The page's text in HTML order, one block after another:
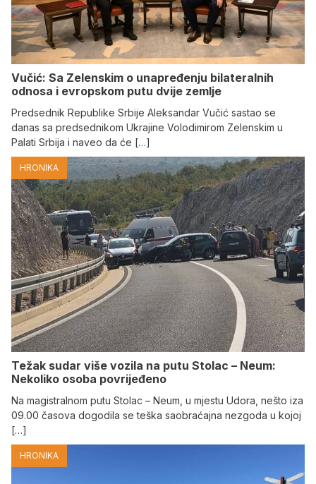
Vučić: Sa Zelenskim o unapređenju bilateralnih
odnosa i evropskom putu dvije zemlje
Predsednik Republike Srbije Aleksandar Vučić sastao se
danas sa predsednikom Ukrajine Volodimirom Zelenskim u
Palati Srbija i naveo da će […]
HRONIKA
Težak sudar više vozila na putu Stolac – Neum:
Nekoliko osoba povrijeđeno
Na magistralnom putu Stolac – Neum, u mjestu Udora, nešto iza
09.00 časova dogodila se teška saobraćajna nezgoda u kojoj
[…]
HRONIKA